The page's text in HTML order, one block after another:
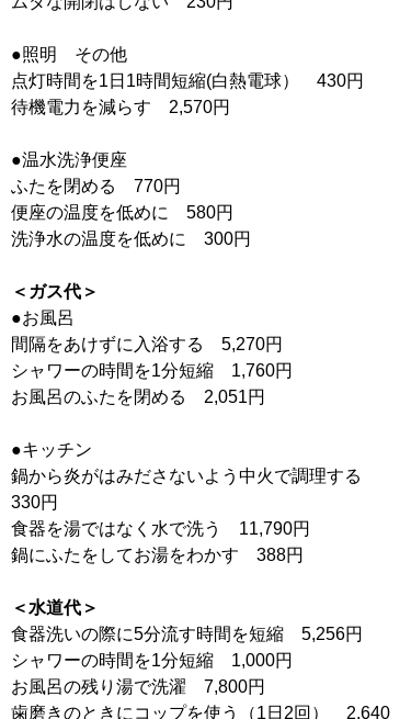
●照明 その他
点灯時間を1日1時間短縮(白熱電球） 430円
待機電力を減らす 2,570円
●温水洗浄便座
ふたを閉める 770円
便座の温度を低めに 580円
洗浄水の温度を低めに 300円
＜ガス代＞
●お風呂
間隔をあけずに入浴する 5,270円
シャワーの時間を1分短縮 1,760円
お風呂のふたを閉める 2,051円
●キッチン
鍋から炎がはみださないよう中火で調理する
330円
食器を湯ではなく水で洗う 11,790円
鍋にふたをしてお湯をわかす 388円
＜水道代＞
食器洗いの際に5分流す時間を短縮 5,256円
シャワーの時間を1分短縮 1,000円
お風呂の残り湯で洗濯 7,800円
歯磨きのときにコップを使う（1日2回） 2,640